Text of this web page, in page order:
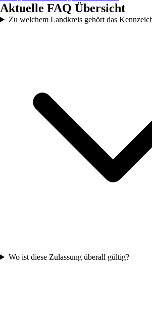
Aktuelle FAQ Übersicht
Zu welchem Landkreis gehört das
Wo ist diese Zulassung überall gültig?